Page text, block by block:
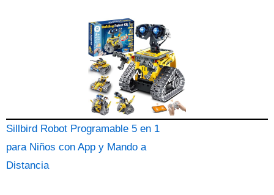
Sillbird Robot Programable 5 en 1
para Niños con App y Mando a
Distancia